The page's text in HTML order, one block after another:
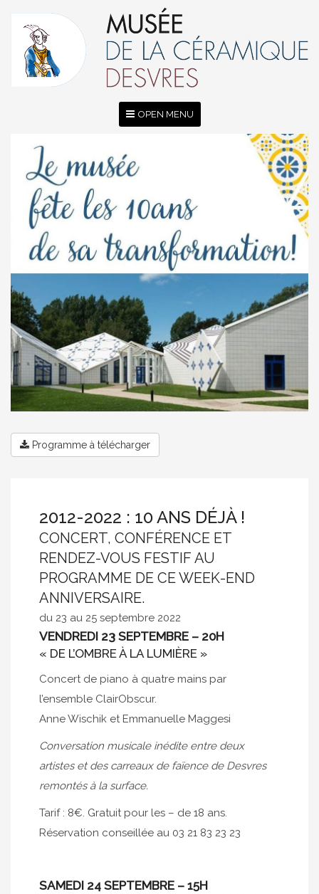
OPEN MENU
Programme à télécharger
2012-2022 : 10 ANS DÉJÀ !
CONCERT, CONFÉRENCE ET
RENDEZ-VOUS FESTIF AU
PROGRAMME DE CE WEEK-END
ANNIVERSAIRE.
du 23 au 25 septembre 2022
VENDREDI 23 SEPTEMBRE – 20H
« DE L’OMBRE À LA LUMIÈRE »
Concert de piano à quatre mains par
l’ensemble ClairObscur.
Anne Wischik et Emmanuelle Maggesi
Conversation musicale inédite entre deux
artistes et des carreaux de faïence de Desvres
remontés à la surface.
Tarif : 8€. Gratuit pour les – de 18 ans.
Réservation conseillée au 03 21 83 23 23
SAMEDI 24 SEPTEMBRE – 15H